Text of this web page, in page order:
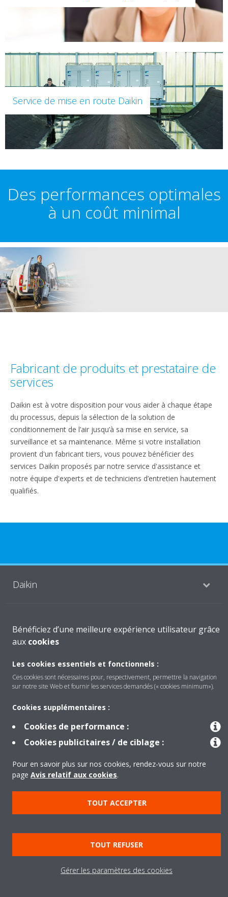
Service de mise en route Daikin
Des performances optimales
à un coût minimal
Fabricant de produits et prestataire de
services
Daikin est à votre disposition pour vous aider à chaque étape
du processus, depuis la sélection de la solution de
conditionnement de l’air jusqu’à sa mise en service, sa
surveillance et sa maintenance. Même si votre installation
provient d'un fabricant tiers, vous pouvez bénéficier des
services Daikin proposés par notre service d'assistance et
notre équipe d'experts et de techniciens d’entretien hautement
qualifiés.
Daikin
Contact
Copyright © Daikin
Politique de Protection des Données
Bénéficiez d’une meilleure expérience utilisateur grâce
aux cookies
Les cookies essentiels et fonctionnels :
Ces cookies sont nécessaires pour, respectivement, permettre la navigation
sur notre site Web et fournir les services demandés (« cookies minimum»).
Cookies supplémentaires :
Cookies de performance :
Cookies publicitaires / de ciblage :
Pour en savoir plus sur nos cookies, rendez-vous sur notre
page Avis relatif aux cookies.
TOUT ACCEPTER
TOUT REFUSER
Gérer les paramètres des cookies